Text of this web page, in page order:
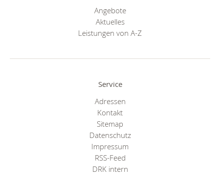
Angebote
Aktuelles
Leistungen von A-Z
Service
Adressen
Kontakt
Sitemap
Datenschutz
Impressum
RSS-Feed
DRK intern